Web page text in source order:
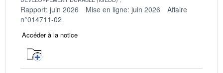
Rapport: juin 2026 Mise en ligne: juin 2026
Affaire
n°014711-02
Accéder à la notice